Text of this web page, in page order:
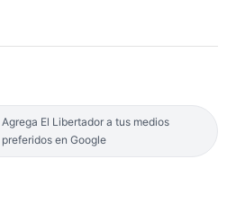
Agrega El Libertador a tus medios
preferidos en Google